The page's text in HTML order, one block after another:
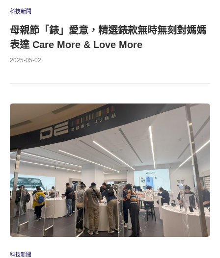
科技新聞
母親節「錶」愛意，精選錶款無時無刻對媽媽
表達 Care More & Love More
2025-05-02
科技新聞